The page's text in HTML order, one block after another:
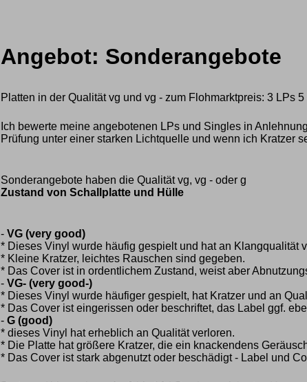
Angebot: Sonderangebote
Platten in der Qualität vg und vg - zum Flohmarktpreis: 3 LPs
Ich bewerte meine angebotenen LPs und Singles in
Prüfung unter einer starken Lichtquelle und wenn ich Kratzer
Sonderangebote haben die Qualität vg, vg - oder g
Zustand von Schallplatte und Hülle
- VG (very good)
* Dieses Vinyl wurde häufig gespielt und hat an Klangqualität
* Kleine Kratzer, leichtes Rauschen sind gegeben.
* Das Cover ist in ordentlichem Zustand, weist aber
- VG- (very good-)
* Dieses Vinyl wurde häufiger gespielt, hat Kratzer und an
* Das Cover ist eingerissen oder beschriftet, das Label ggf.
- G (good)
* dieses Vinyl hat erheblich an Qualität verloren.
* Die Platte hat größere Kratzer, die ein knackendens
* Das Cover ist stark abgenutzt oder beschädigt - Label und